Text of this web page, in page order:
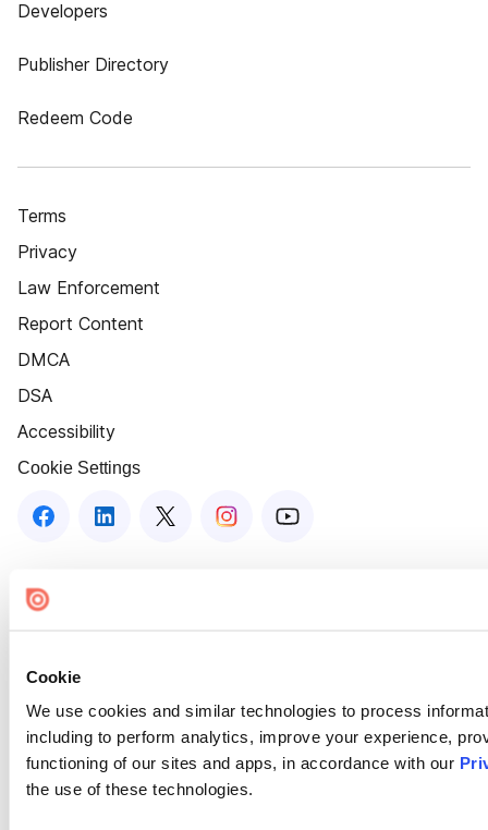
Cookie
We use cookies and similar technologies to process
including to perform analytics, improve your experience,
functioning of our sites and apps, in accordance with our
the use of these technologies.
Developers
Publisher Directory
Redeem Code
Terms
Privacy
Law Enforcement
Report Content
DMCA
DSA
Accessibility
Cookie Settings